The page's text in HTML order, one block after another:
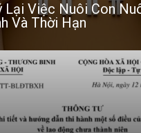
Lại Việc Nuôi Con
Và Thời Hạn